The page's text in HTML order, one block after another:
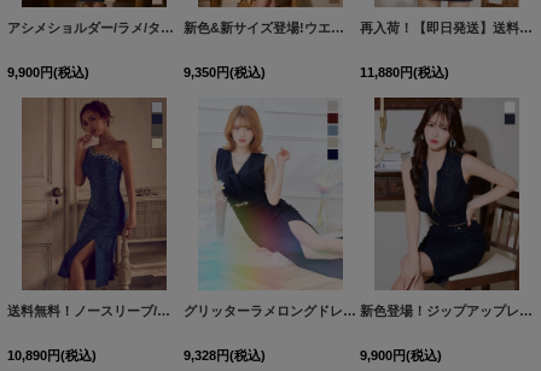
アシメショルダー/ラメ/タイト/ストレッチ/ミディアムドレス/キャバドレス【XS-Mサイズ/4カラー】[OF03] 【IM】
9,900円(税込)
新色&新サイズ登場!ウエストシアー/フロントジップ/ストレッチ/タイト/ノースリーブ/谷間見せ/ミディアムドレス/キャバドレス【XS-Mサイズ/4カラー】[OF03] 【IM】
9,350円(税込)
再入荷！【即日発送】送料無料！シアーラメビジューセットアップミニドレス/キャバドレス【XS-XLサイズ/5カラー】[OF03] 【YN】dzwg
11,880円(税込)
送料無料！ノースリーブ/アシメショルダー/パール/ビジュー/シアー/ラメ生地/タイト/スリット/ミディアムドレス/キャバドレス【S-Lサイズ/4カラー】[OF03]【YN】dzwFV
10,890円(税込)
グリッターラメロングドレス/ワンカラー/カシュクール/ノースリーブ/ベルト/谷間見せ/背中隠し/キャバドレス 【S-Lサイズ/5カラー】[OF03] 【IM】
9,328円(税込)
新色登場！ジップアップレースノースリーブミディアムドレス/キャバドレス【XS-Lサイズ/3カラー】[OF03]【IM】
9,900円(税込)